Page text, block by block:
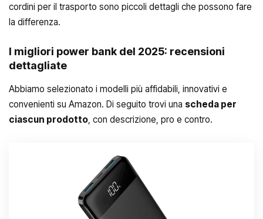
cordini per il trasporto sono piccoli dettagli che possono fare
la differenza.
I migliori power bank del 2025: recensioni
dettagliate
Abbiamo selezionato i modelli più affidabili, innovativi e
convenienti su Amazon. Di seguito trovi una scheda per
ciascun prodotto, con descrizione, pro e contro.